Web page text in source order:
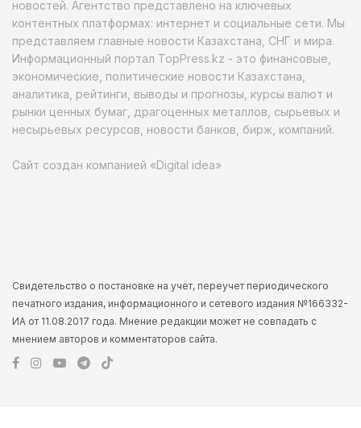
новостей. Агентство представлено на ключевых
контентных платформах: интернет и социальные сети. Мы
представляем главные новости Казахстана, СНГ и мира.
Информационный портал TopPress.kz - это финансовые,
экономические, политические новости Казахстана,
аналитика, рейтинги, выводы и прогнозы, курсы валют и
рынки ценных бумаг, драгоценных металлов, сырьевых и
несырьевых ресурсов, новости банков, бирж, компаний.
Сайт создан компанией «Digital idea»
Свидетельство о постановке на учет, переучет периодического
печатного издания, информационного и сетевого издания №166332-
ИА от 11.08.2017 года. Мнение редакции может не совпадать с
мнением авторов и комментаторов сайта.